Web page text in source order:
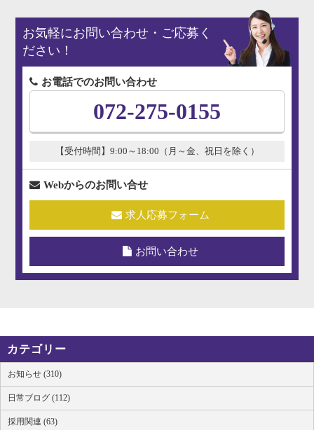
お気軽にお問い合わせ・ご応募く
ださい！
お電話でのお問い合わせ
072-275-0155
【受付時間】9:00～18:00（月～金、祝日を除く）
Webからのお問い合せ
求人応募フォーム
お問い合わせ
カテゴリー
お知らせ (310)
日常ブログ (112)
採用関連 (63)